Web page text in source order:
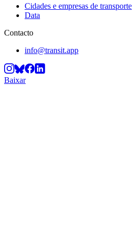
Cidades e empresas de transporte
Data
Contacto
info@transit.app
Baixar